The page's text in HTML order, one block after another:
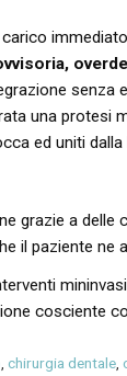
senza
una protesi
ed uniti
grazie a delle
il paziente ne
cosciente
,chirurgia dentale,